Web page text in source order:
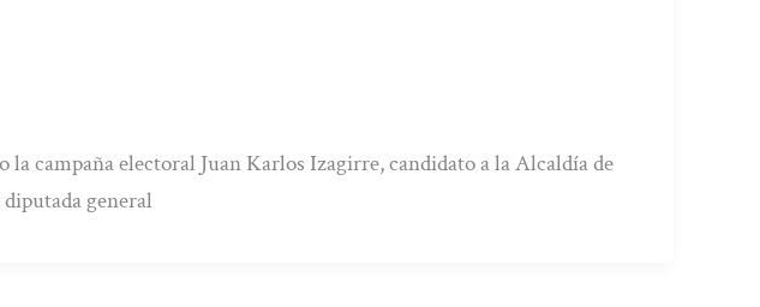
campaña electoral Juan Karlos Izagirre, candidato a la Alcaldía de
general